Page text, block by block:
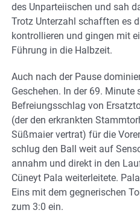
des Unparteiischen und sah
Trotz Unterzahl schafften es
kontrollieren und gingen mit
Führung in die Halbzeit.
Auch nach der Pause
Geschehen. In der 69. Minute
Befreiungsschlag von
(der den erkrankten
Süßmaier vertrat) für die
schlug den Ball weit auf
annahm und direkt in den
Cüneyt Pala weiterleitete.
Eins mit dem gegnerischen
zum 3:0 ein.